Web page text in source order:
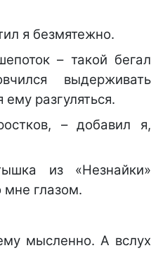
я безмятежно.
– такой бегал
выдерживать
разгуляться.
– добавил я,
из «Незнайки»
глазом.
мысленно. А вслух